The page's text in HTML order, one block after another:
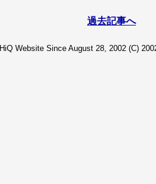
過去記事へ
HiQ Website Since August 28, 2002 (C)